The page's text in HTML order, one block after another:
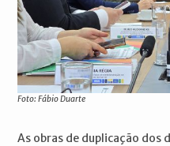
Foto: Fábio Duarte
As obras de duplicação dos